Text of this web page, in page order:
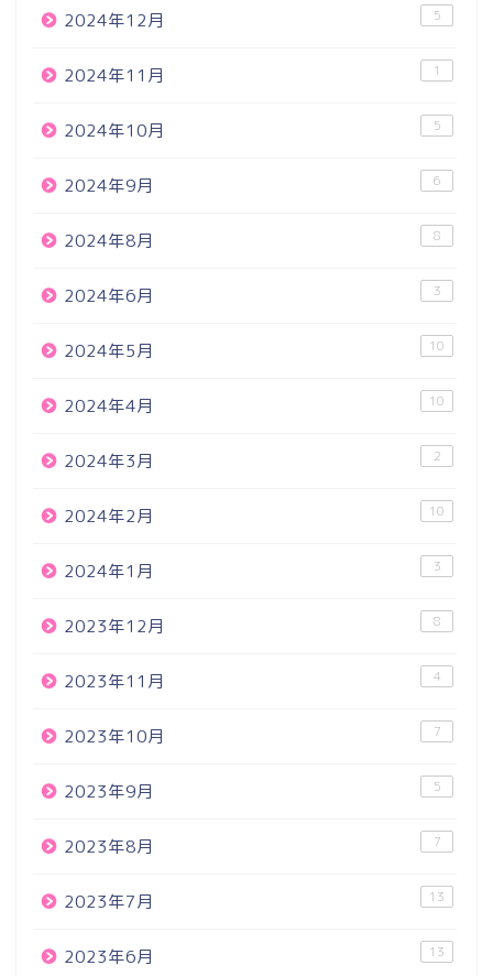
2024年12月 5
2024年11月 1
2024年10月 5
2024年9月 6
2024年8月 8
2024年6月 3
2024年5月 10
2024年4月 10
2024年3月 2
2024年2月 10
2024年1月 3
2023年12月 8
2023年11月 4
2023年10月 7
2023年9月 5
2023年8月 7
2023年7月 13
2023年6月 13